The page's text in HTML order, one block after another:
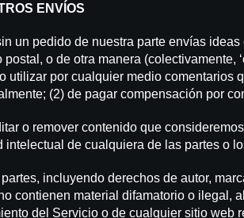
ENVÍOS
un pedido de nuestra parte envías
o de otra manera (colectivamente,
utilizar por cualquier medio
(2) de pagar compensación por
o remover contenido que
de cualquiera de las partes o
incluyendo derechos de autor,
contienen material difamatorio o ilegal,
del Servicio o de cualquier sitio